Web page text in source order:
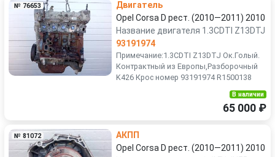
№ 76653
Двигатель
Opel Corsa D рест. (2010—2011) 2010
Название двигателя 1.3CDTI Z13DTJ
93191974
Примечание:1.3CDTI Z13DTJ Ок.Голый.
Контрактный из Европы,Разборочный
K426 Крос номер 93191974 R1500138
В наличии
65 000 ₽
№ 81072
АКПП
Opel Corsa D рест. (2010—2011) 2010